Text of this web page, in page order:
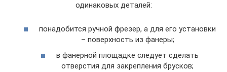
одинаковых деталей:
понадобится ручной фрезер, а для его установки
– поверхность из фанеры;
в фанерной площадке следует сделать
отверстия для закрепления брусков;